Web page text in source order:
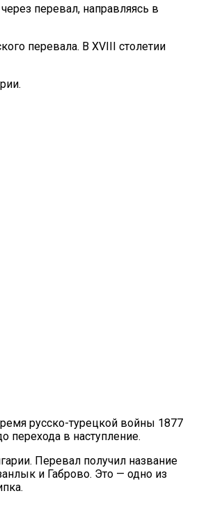
перевал, направляясь в
перевала. В XVIII столетии
русско-турецкой войны 1877
перехода в наступление.
Перевал получил название
и Габрово. Это — одно из